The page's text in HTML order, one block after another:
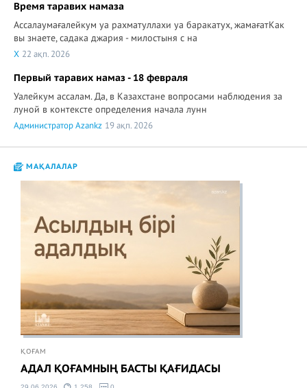
Время таравих намаза
Ассалаумағалейкум уа рахматуллахи уа баракатух, жамағатКак
вы знаете, садака джария - милостыня с на
X 22 ақп. 2026
Первый таравих намаз - 18 февраля
Уалейкум ассалам. Да, в Казахстане вопросами наблюдения за
луной в контексте определения начала лунн
Администратор Azankz 19 ақп. 2026
МАҚАЛАЛАР
ҚОҒАМ
АДАЛ ҚОҒАМНЫҢ БАСТЫ ҚАҒИДАСЫ